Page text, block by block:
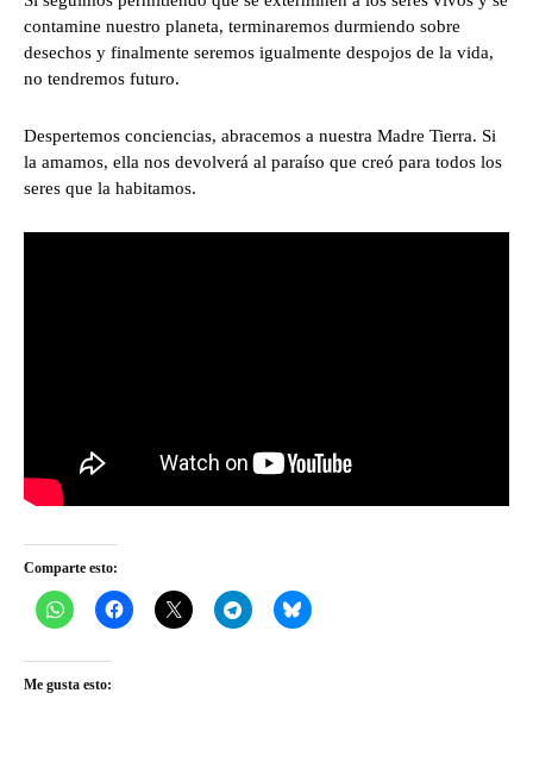
contamine nuestro planeta, terminaremos durmiendo sobre
desechos y finalmente seremos igualmente despojos de la vida,
no tendremos futuro.
Despertemos conciencias, abracemos a nuestra Madre Tierra. Si
la amamos, ella nos devolverá al paraíso que creó para todos los
seres que la habitamos.
Comparte esto:
Me gusta esto: